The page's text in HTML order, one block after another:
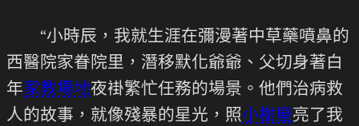
“小時辰，我就生涯在彌漫著中草藥噴鼻的
西醫院家眷院里，潛移默化爺爺、父切身著白
年家教場地夜褂繁忙任務的場景。他們治病救
人的故事，就像殘暴的星光，照小樹屋亮了我